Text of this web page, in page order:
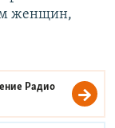
женщин,
Радио